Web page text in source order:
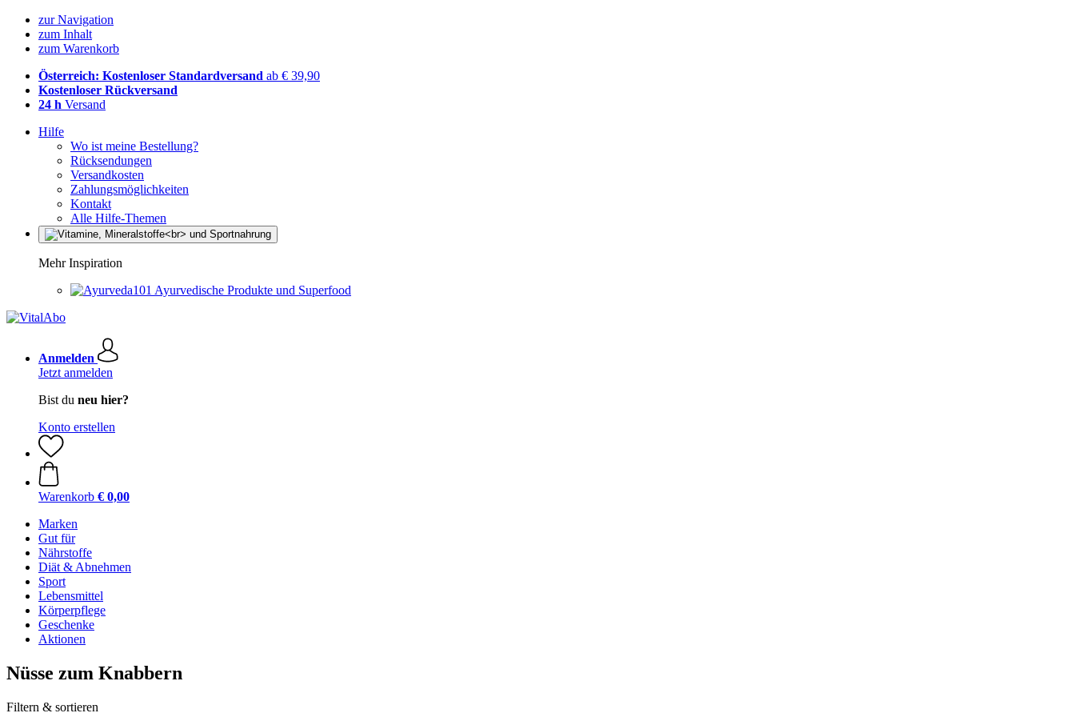
zur Navigation
zum Inhalt
zum Warenkorb
Österreich: Kostenloser Standardversand ab € 39,90
Kostenloser Rückversand
24 h Versand
Hilfe
Wo ist meine Bestellung?
Rücksendungen
Versandkosten
Zahlungsmöglichkeiten
Kontakt
Alle Hilfe-Themen
Mehr Inspiration
Ayurvedische Produkte und Superfood
Anmelden
Jetzt anmelden
Bist du neu hier?
Konto erstellen
Warenkorb € 0,00
Marken
Gut für
Nährstoffe
Diät & Abnehmen
Sport
Lebensmittel
Körperpflege
Geschenke
Aktionen
Nüsse zum Knabbern
Filtern & sortieren